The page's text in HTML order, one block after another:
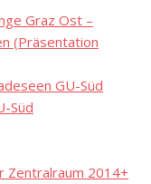
Graz Ost –
(Präsentation
GU-Süd
Süd
Zentralraum 2014+